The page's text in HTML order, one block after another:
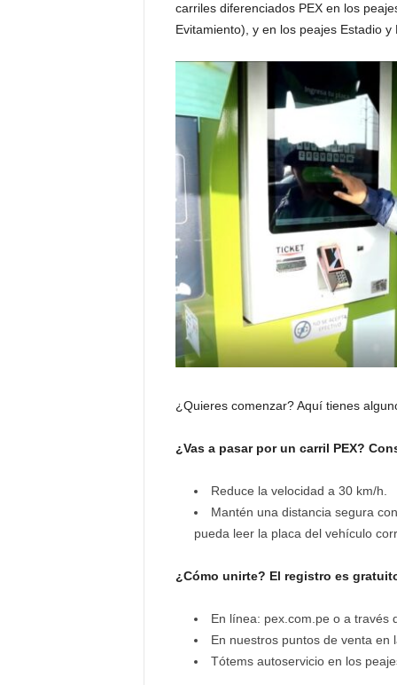
carriles diferenciados PEX en los
Evitamiento), y en los peajes Estadio
¿Quieres comenzar? Aquí tienes
¿Vas a pasar por un carril PEX?
Reduce la velocidad a 30 km/h.
Mantén una distancia segura
pueda leer la placa del vehículo
¿Cómo unirte? El registro es
En línea: pex.com.pe o a través
En nuestros puntos de venta en
Tótems autoservicio en los